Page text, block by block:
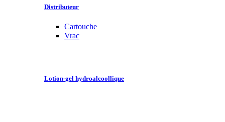
Distributeur
Cartouche
Vrac
Lotion-gel hydroalcoollique